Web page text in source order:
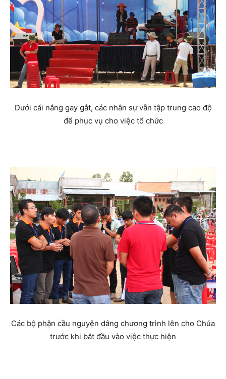
Dưới cái nắng gay gắt, các nhân sự vẫn tập trung cao độ
để phục vụ cho việc tổ chức
Các bộ phận cầu nguyện dâng chương trình lên cho Chúa
trước khi bắt đầu vào việc thực hiện